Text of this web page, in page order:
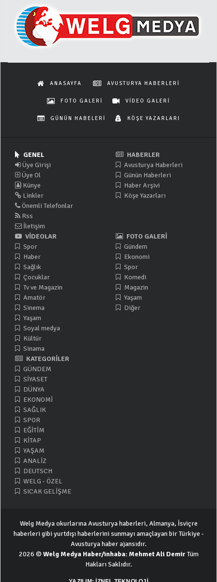
ANASAYFA AVUSTURYA HABERLERİ
FOTO GALERİ VİDEO GALERİ
GÜNÜN HABELERİ KÖŞE YAZARLARI
GENEL
Üye Girişi
Üye Ol
Künye
Linkler
Önemli Telefonlar
Rss
İletişim
HABERLER
Avusturya Haberleri
Günün Haberleri
Haber Arşivi
Köşe Yazarları
VİDEOLAR
Spor
Haber
Sağlık
Çocuklar
Tv ve Magazin
Amatör
Sinema
Yaşam
Soyal medya
Kültür
Sinama
FOTO GALERİ
Gündem
Ekonomi
Spor
Komedi
Magazin
Yaşam
Diğer
KATEGORİLER
GÜNDEM
SİYASET
DÜNYA
EKONOMİ
SAĞLIK
SPOR
EĞİTİM
KİTAP
YAŞAM
ANALİZ
DEUTSCH
WELG - ÖZEL
SICAK GELİŞME
Welg Medya okurlarına Avusturya haberleri, Almanya, İsviçre
haberleri gibi yurtdışı haberlerini sunmayı amaçlayan bir Türkiye -
Avusturya haber ajansıdır.
2026 © Welg Medya Haber/inhaba: Mehmet Ali DemirTüm
Hakları Saklıdır.